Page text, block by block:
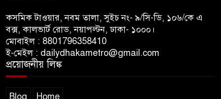
কসমিক টাওয়ার, নবম তালা, সুইচ নং- ৯/সি-ডি, ১০৬/কে এ
বক্স, কালভার্ট রোড, নয়াপল্টন, ঢাকা- ১০০০।
মোবাইল : 8801796358410
ই-মেইল : dailydhakametro@gmail.com
প্রয়োজনীয় লিঙ্ক
Blog Home